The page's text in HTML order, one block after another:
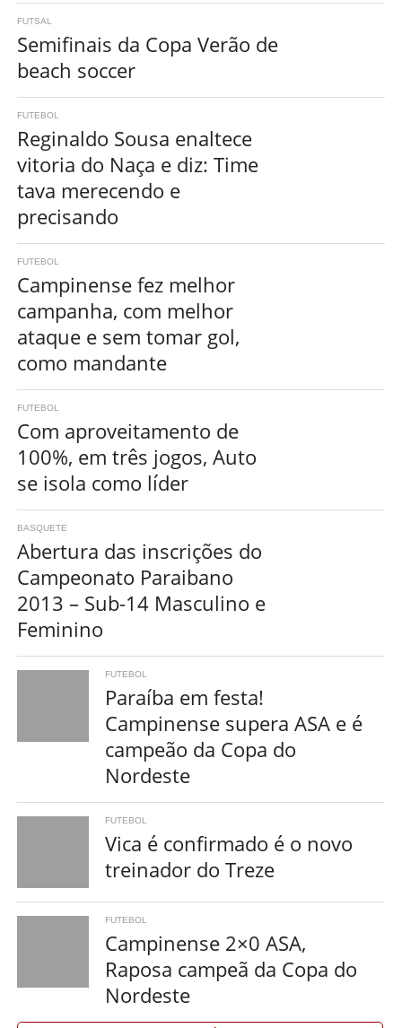
FUTSAL
Semifinais da Copa Verão de
beach soccer
FUTEBOL
Reginaldo Sousa enaltece
vitoria do Naça e diz: Time
tava merecendo e
precisando
FUTEBOL
Campinense fez melhor
campanha, com melhor
ataque e sem tomar gol,
como mandante
FUTEBOL
Com aproveitamento de
100%, em três jogos, Auto
se isola como líder
BASQUETE
Abertura das inscrições do
Campeonato Paraibano
2013 – Sub-14 Masculino e
Feminino
FUTEBOL
Paraíba em festa!
Campinense supera ASA e é
campeão da Copa do
Nordeste
FUTEBOL
Vica é confirmado é o novo
treinador do Treze
FUTEBOL
Campinense 2×0 ASA,
Raposa campeã da Copa do
Nordeste